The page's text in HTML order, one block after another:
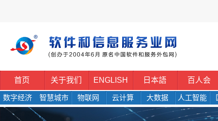
首页 关于我们 ENGLISH 日本語 百人会
数字经济 智慧城市 物联网 云计算 大数据 人工智能